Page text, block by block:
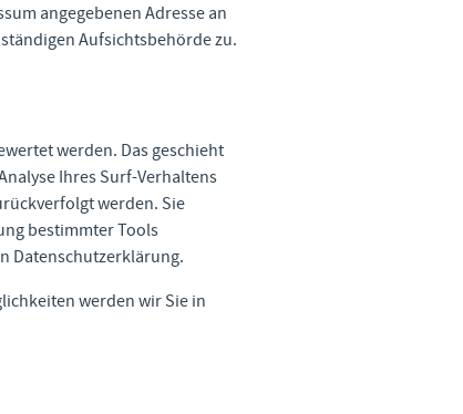
angegebenen Adresse an
Aufsichtsbehörde zu.
werden. Das geschieht
Ihres Surf-Verhaltens
werden. Sie
bestimmter Tools
Datenschutzerklärung.
werden wir Sie in